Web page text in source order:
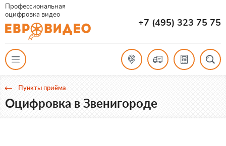
Профессиональная
оцифровка видео
+7 (495) 323 75 75
Пункты приёма
Оцифровка в Звенигороде